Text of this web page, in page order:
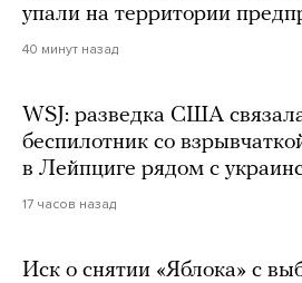
упали на территории
40 минут назад
WSJ: разведка США
беспилотник со
в Лейпциге рядом с
17 часов назад
Иск о снятии «Яблока» с